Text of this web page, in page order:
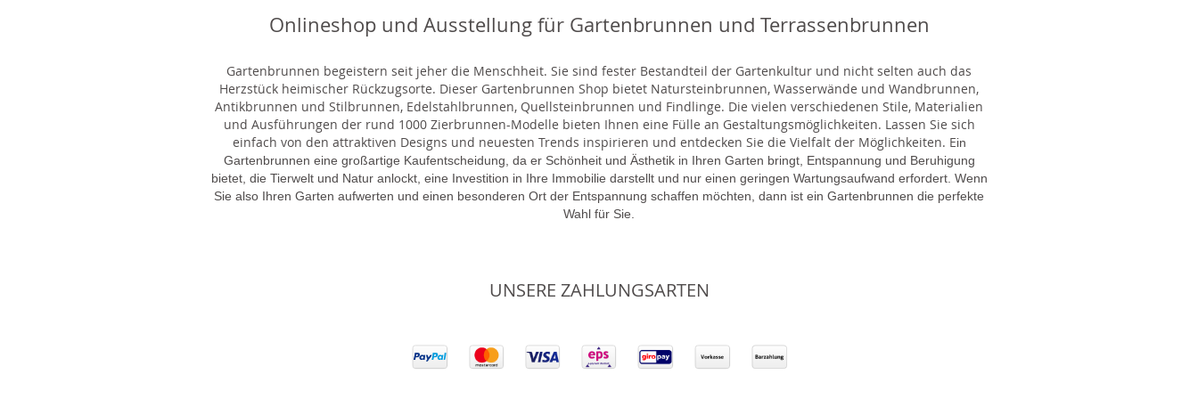
Onlineshop und Ausstellung für Gartenbrunnen und Terrassenbrunnen
Gartenbrunnen begeistern seit jeher die Menschheit. Sie sind fester Bestandteil der Gartenkultur und nicht selten auch das
Herzstück heimischer Rückzugsorte. Dieser Gartenbrunnen Shop bietet Natursteinbrunnen, Wasserwände und Wandbrunnen,
Antikbrunnen und Stilbrunnen, Edelstahlbrunnen, Quellsteinbrunnen und Findlinge. Die vielen verschiedenen Stile, Materialien
und Ausführungen der rund 1000 Zierbrunnen-Modelle bieten Ihnen eine Fülle an Gestaltungsmöglichkeiten. Lassen Sie sich
einfach von den attraktiven Designs und neuesten Trends inspirieren und entdecken Sie die Vielfalt der Möglichkeiten. Ein
Gartenbrunnen eine großartige Kaufentscheidung, da er Schönheit und Ästhetik in Ihren Garten bringt, Entspannung und Beruhigung
bietet, die Tierwelt und Natur anlockt, eine Investition in Ihre Immobilie darstellt und nur einen geringen Wartungsaufwand erfordert. Wenn
Sie also Ihren Garten aufwerten und einen besonderen Ort der Entspannung schaffen möchten, dann ist ein Gartenbrunnen die perfekte
Wahl für Sie.
UNSERE ZAHLUNGSARTEN